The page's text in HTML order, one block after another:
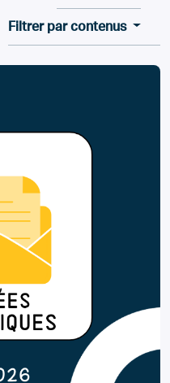
Filtrer par contenus